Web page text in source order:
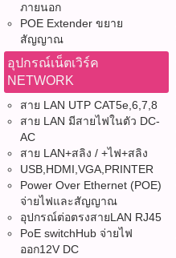
ภายนอก
POE Extender ขยาย
สัญญาณ
อุปกรณ์เน็ตเวิร์ค
NETWORK
สาย LAN UTP CAT5e,6,7,8
สาย LAN มีสายไฟในตัว DC-
AC
สาย LAN+สลิง / +ไฟ+สลิง
USB,HDMI,VGA,PRINTER
Power Over Ethernet (POE)
จ่ายไฟและสัญญาณ
อุปกรณ์ต่อตรงสายLAN RJ45
PoE switchHub จ่ายไฟ
ออก12V DC